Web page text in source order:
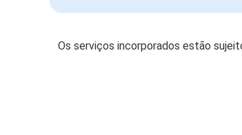
Os serviços incorporados estão